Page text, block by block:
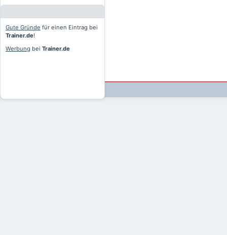
Gute Gründe für einen Eintrag bei
Trainer.de!
Werbung bei Trainer.de